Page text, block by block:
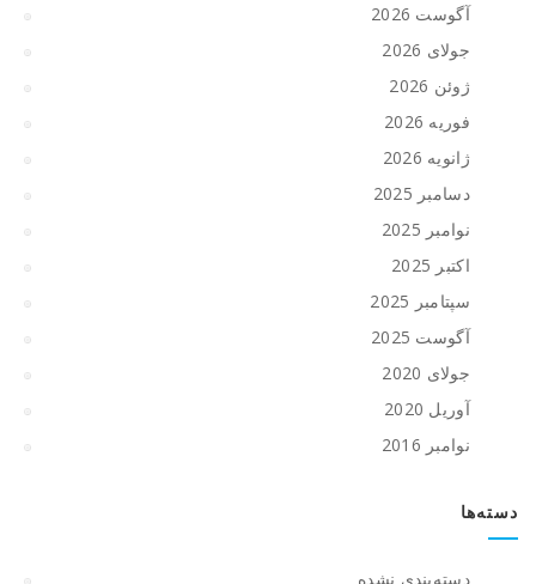
آگوست 2026
جولای 2026
ژوئن 2026
فوریه 2026
ژانویه 2026
دسامبر 2025
نوامبر 2025
اکتبر 2025
سپتامبر 2025
آگوست 2025
جولای 2020
آوریل 2020
نوامبر 2016
دسته‌ها
دسته‌بندی نشده